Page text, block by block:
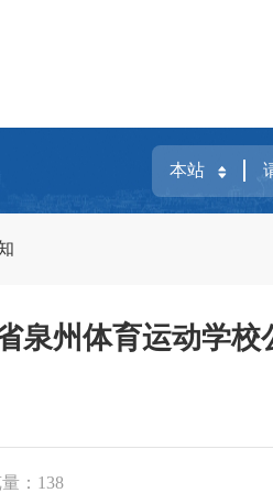
泉州体育运动学
： 138